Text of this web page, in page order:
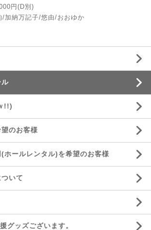
円(D別)
/加納万記子/悠由/おおゆか
ル
!!)
のお客様
ホールレンタル)を希望のお客様
いて
グッズございます。